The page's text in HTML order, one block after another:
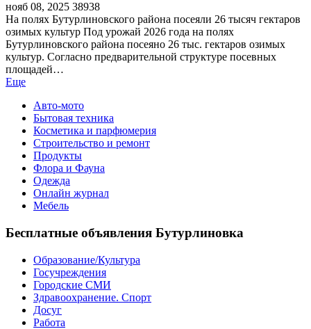
нояб 08, 2025 38938
На полях Бутурлиновского района посеяли 26 тысяч гектаров
озимых культур Под урожай 2026 года на полях
Бутурлиновского района посеяно 26 тыс. гектаров озимых
культур. Согласно предварительной структуре посевных
площадей…
Еще
Авто-мото
Бытовая техника
Косметика и парфюмерия
Строительство и ремонт
Продукты
Флора и Фауна
Одежда
Онлайн журнал
Мебель
Бесплатные объявления Бутурлиновка
Образование/Культура
Госучреждения
Городские СМИ
Здравоохранение. Спорт
Досуг
Работа